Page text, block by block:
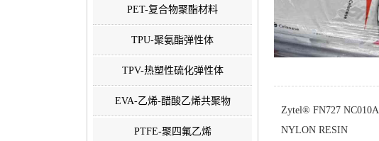
PET-复合物聚酯材料
TPU-聚氨酯弹性体
TPV-热塑性硫化弹性体
EVA-乙烯-醋酸乙烯共聚物
PTFE-聚四氟乙烯
Zytel® FN727 NC010A
NYLON RESIN